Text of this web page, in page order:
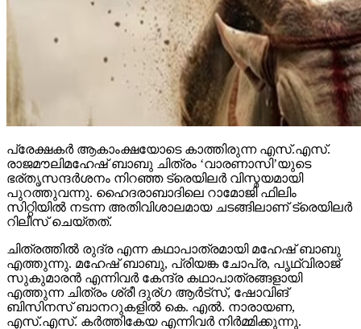
പ്രേക്ഷകര്‍ ആകാംക്ഷയോടെ കാത്തിരുന്ന എസ്.എസ്.
രാജമൗലിമഹേഷ് ബാബു ചിത്രം ‘വാരണാസി’യുടെ
ഭര്തൃസന്ദര്‍ശനം നിറഞ്ഞ ട്രെയിലര്‍ വിസ്മയമായി
പുറത്തുവന്നു. ഹൈദരാബാദിലെ റാമോജി ഫിലിം
സിറ്റിയില്‍ നടന്ന അതിവിശാലമായ ചടങ്ങിലാണ് ട്രെയിലര്‍
റിലീസ് ചെയ്തത്.
ചിത്രത്തില്‍ രുദ്ര എന്ന കഥാപാത്രമായി മഹേഷ് ബാബു
എത്തുന്നു. മഹേഷ് ബാബു, പ്രിയങ്ക ചോപ്ര, പൃഥ്വിരാജ്
സുകുമാരന്‍ എന്നിവര്‍ കേന്ദ്ര കഥാപാത്രങ്ങളായി
എത്തുന്ന ചിത്രം ശ്രീ ദുര്ഗ ആര്‍ട്‌സ്, ഷോവിങ്
ബിസിനസ് ബാനറുകളില്‍ കെ. എല്‍. നാരായണ,
എസ്.എസ്. കര്‍ത്തികേയ എന്നിവര്‍ നിര്‍മ്മിക്കുന്നു.